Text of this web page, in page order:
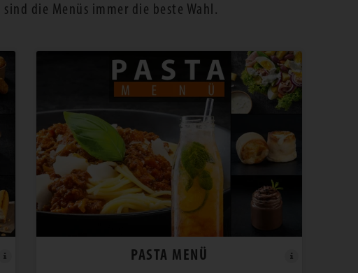
sind die Menüs immer die beste Wahl.
PASTA MENÜ